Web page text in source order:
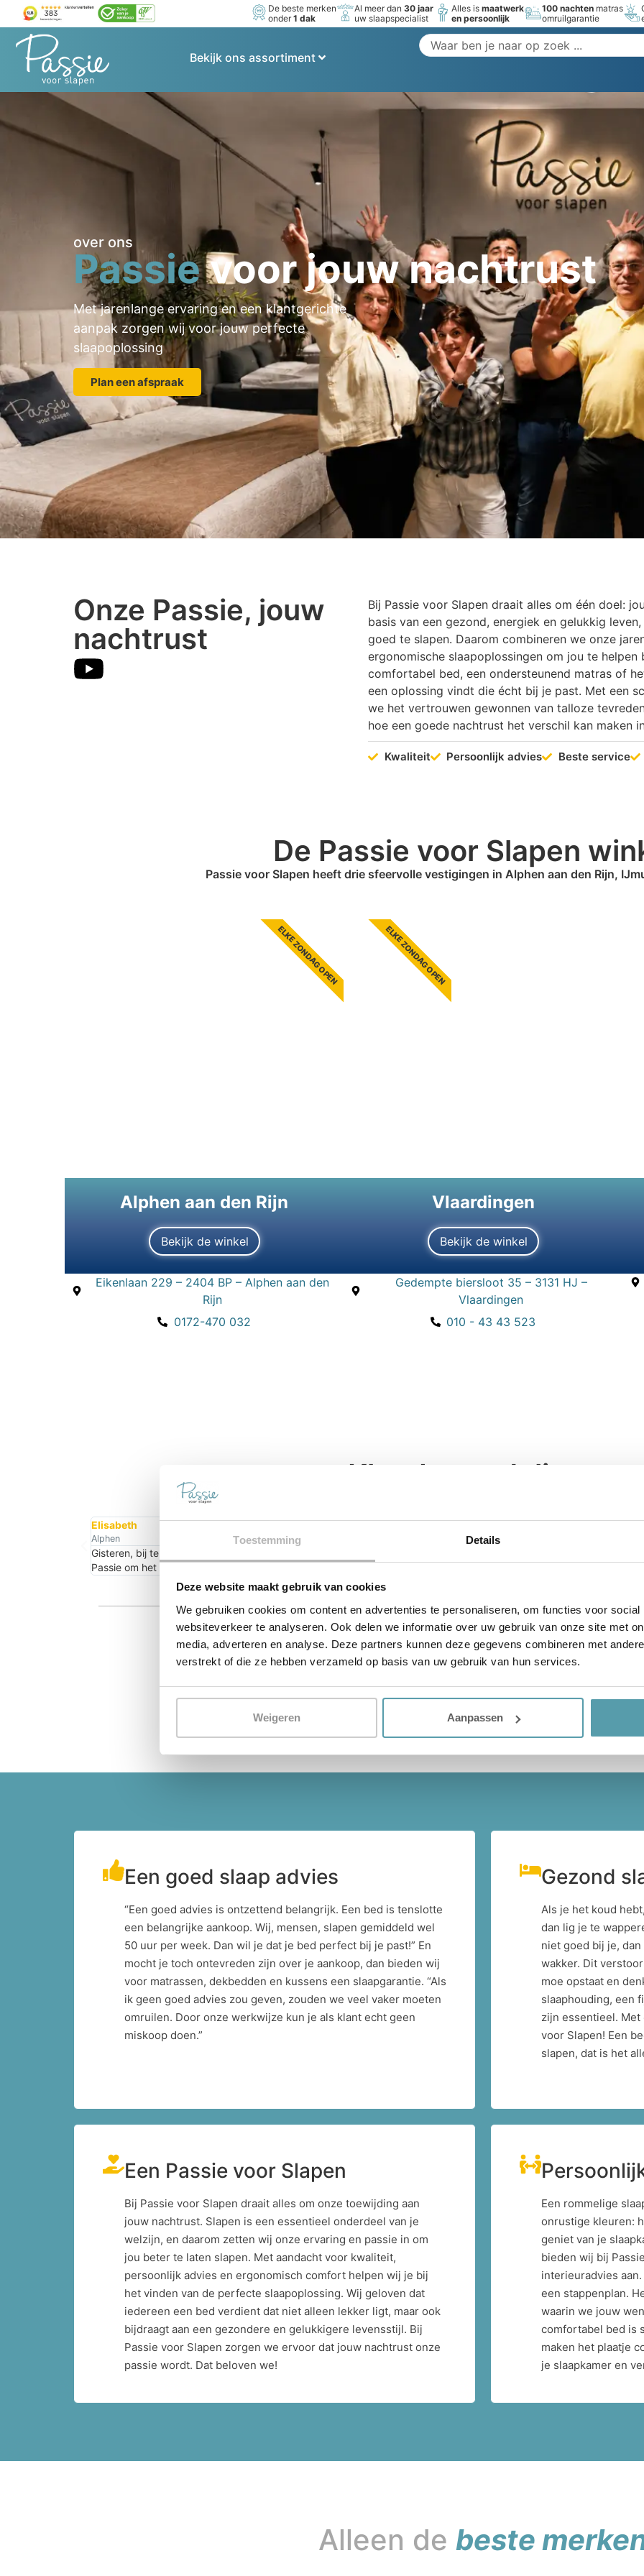
Toestemming Details
Deze website maakt gebruik van cookies
We gebruiken cookies om content en advertenties te personaliseren, om functies voor social
websiteverkeer te analyseren. Ook delen we informatie over uw gebruik van onze site met
media, adverteren en analyse. Deze partners kunnen deze gegevens combineren met
verstrekt of die ze hebben verzameld op basis van uw gebruik van hun services.
Weigeren Aanpassen
De beste merken
onder1 dak
Al meer dan30 jaar
uw slaapspecialist
Alles ismaatwerk
en persoonlijk
100 nachten matras
omruilgarantie
Bekijk ons assortiment
over ons
Passievoor jouw nachtrust
Met jarenlange ervaring en een klantgerichte
aanpak zorgen wij voor jouw perfecte
slaapoplossing
Plan een afspraak
Onze Passie, jouw
nachtrust
Bij Passie voor Slapen draait alles om één doel:
basis van een gezond, energiek en gelukkig
goed te slapen. Daarom combineren we onze
ergonomische slaapoplossingen om jou te
comfortabel bed, een ondersteunend matras of
een oplossing vindt die écht bij je past. Met een
we het vertrouwen gewonnen van talloze
hoe een goede nachtrust het verschil kan maken
Kwaliteit Persoonlijk advies Beste service
De Passie voor Slapen
Passie voor Slapen heeft drie sfeervolle vestigingen in Alphen aan den Rijn,
Alphen aan den Rijn
Bekijk de winkel
ELKE ZONDAG OPEN
Eikenlaan 229 – 2404 BP – Alphen aan den
Rijn
0172-470 032
Vlaardingen
Bekijk de winkel
ELKE ZONDAG OPEN
Gedempte biersloot 35 – 3131 HJ –
Vlaardingen
010 - 43 43 523
Klantbeoordelingen
Elisabeth
Alphen
Gisteren, bij terugkomst van vakantie, bleek onze 10 jaar terug geleverde kast niet meer open te kunnen. Één
Passie om het probleem te verhelpen. Wat een geweldige service! Nogmaals onze dank hiervoor.
Bekijk alle beoordelingen
Een goed slaap advies
“Een goed advies is ontzettend belangrijk. Een bed is tenslotte
een belangrijke aankoop. Wij, mensen, slapen gemiddeld wel
50 uur per week. Dan wil je dat je bed perfect bij je past!” En
mocht je toch ontevreden zijn over je aankoop, dan bieden wij
voor matrassen, dekbedden en kussens een slaapgarantie. “Als
ik geen goed advies zou geven, zouden we veel vaker moeten
omruilen. Door onze werkwijze kun je als klant echt geen
miskoop doen.”
Gezond
Als je het koud
dan lig je te
niet goed bij je,
wakker. Dit
moe opstaat en
slaaphouding, een
zijn essentieel.
voor Slapen! Een
slapen, dat is het
Een Passie voor Slapen
Bij Passie voor Slapen draait alles om onze toewijding aan
jouw nachtrust. Slapen is een essentieel onderdeel van je
welzijn, en daarom zetten wij onze ervaring en passie in om
jou beter te laten slapen. Met aandacht voor kwaliteit,
persoonlijk advies en ergonomisch comfort helpen wij je bij
het vinden van de perfecte slaapoplossing. Wij geloven dat
iedereen een bed verdient dat niet alleen lekker ligt, maar ook
bijdraagt aan een gezondere en gelukkigere levensstijl. Bij
Passie voor Slapen zorgen we ervoor dat jouw nachtrust onze
passie wordt. Dat beloven we!
Een rommelige
onrustige kleuren:
geniet van je
bieden wij bij
interieuradvies
een stappenplan.
waarin we jouw
comfortabel bed is
maken het plaatje
je slaapkamer en
Alleen de beste